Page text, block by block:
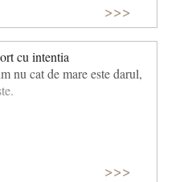
>>>
cu intentia
nu cat de mare este darul,
>>>